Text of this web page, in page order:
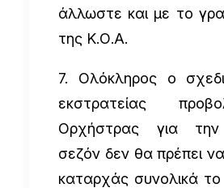
άλλωστε και με το
της Κ.Ο.Α.
7. Ολόκληρος ο
εκστρατείας
Ορχήστρας για την
σεζόν δεν θα πρέπει
καταρχάς συνολικά